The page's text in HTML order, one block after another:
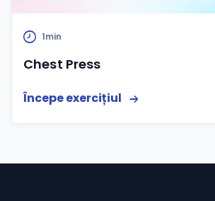
1min
Chest Press
Începe exercițiul